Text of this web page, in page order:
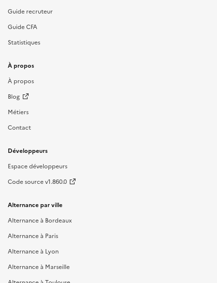
Guide recruteur
Guide CFA
Statistiques
À propos
À propos
Blog
Métiers
Contact
Développeurs
Espace développeurs
Code source v1.860.0
Alternance par ville
Alternance à Bordeaux
Alternance à Paris
Alternance à Lyon
Alternance à Marseille